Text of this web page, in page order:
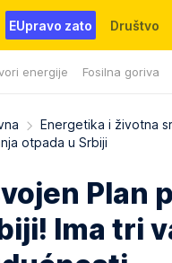
EUpravo zato Društvo
energije Fosilna goriva
News WMG fondacija
Energetika i životna
otpada u Srbiji
Plan
Ima tri